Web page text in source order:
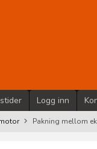
Logg inn
Pakning mellom